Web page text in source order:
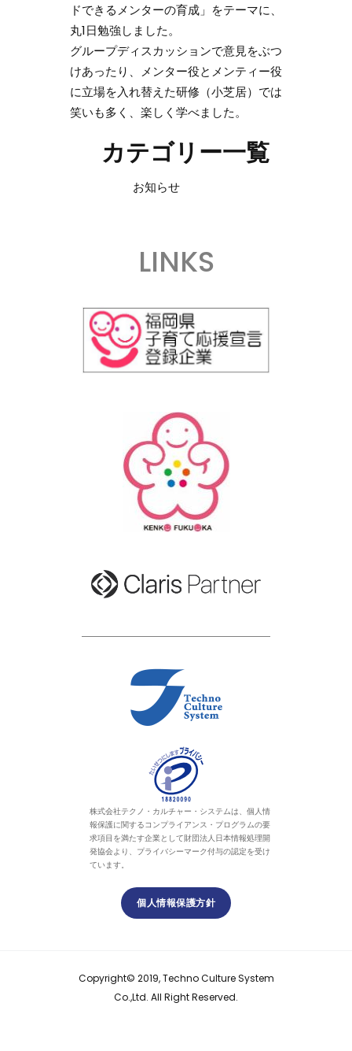
ドできるメンターの育成」をテーマに、
丸1日勉強しました。
グループディスカッションで意見をぶつ
けあったり、メンター役とメンティー役
に立場を入れ替えた研修（小芝居）では
笑いも多く、楽しく学べました。
カテゴリー一覧
お知らせ
LINKS
株式会社テクノ・カルチャー・システムは、個人情
報保護に関するコンプライアンス・プログラムの要
求項目を満たす企業として財団法人日本情報処理開
発協会より、プライバシーマーク付与の認定を受け
ています。
個人情報保護方針
Copyright© 2019, Techno Culture System
Co.,Ltd. All Right Reserved.